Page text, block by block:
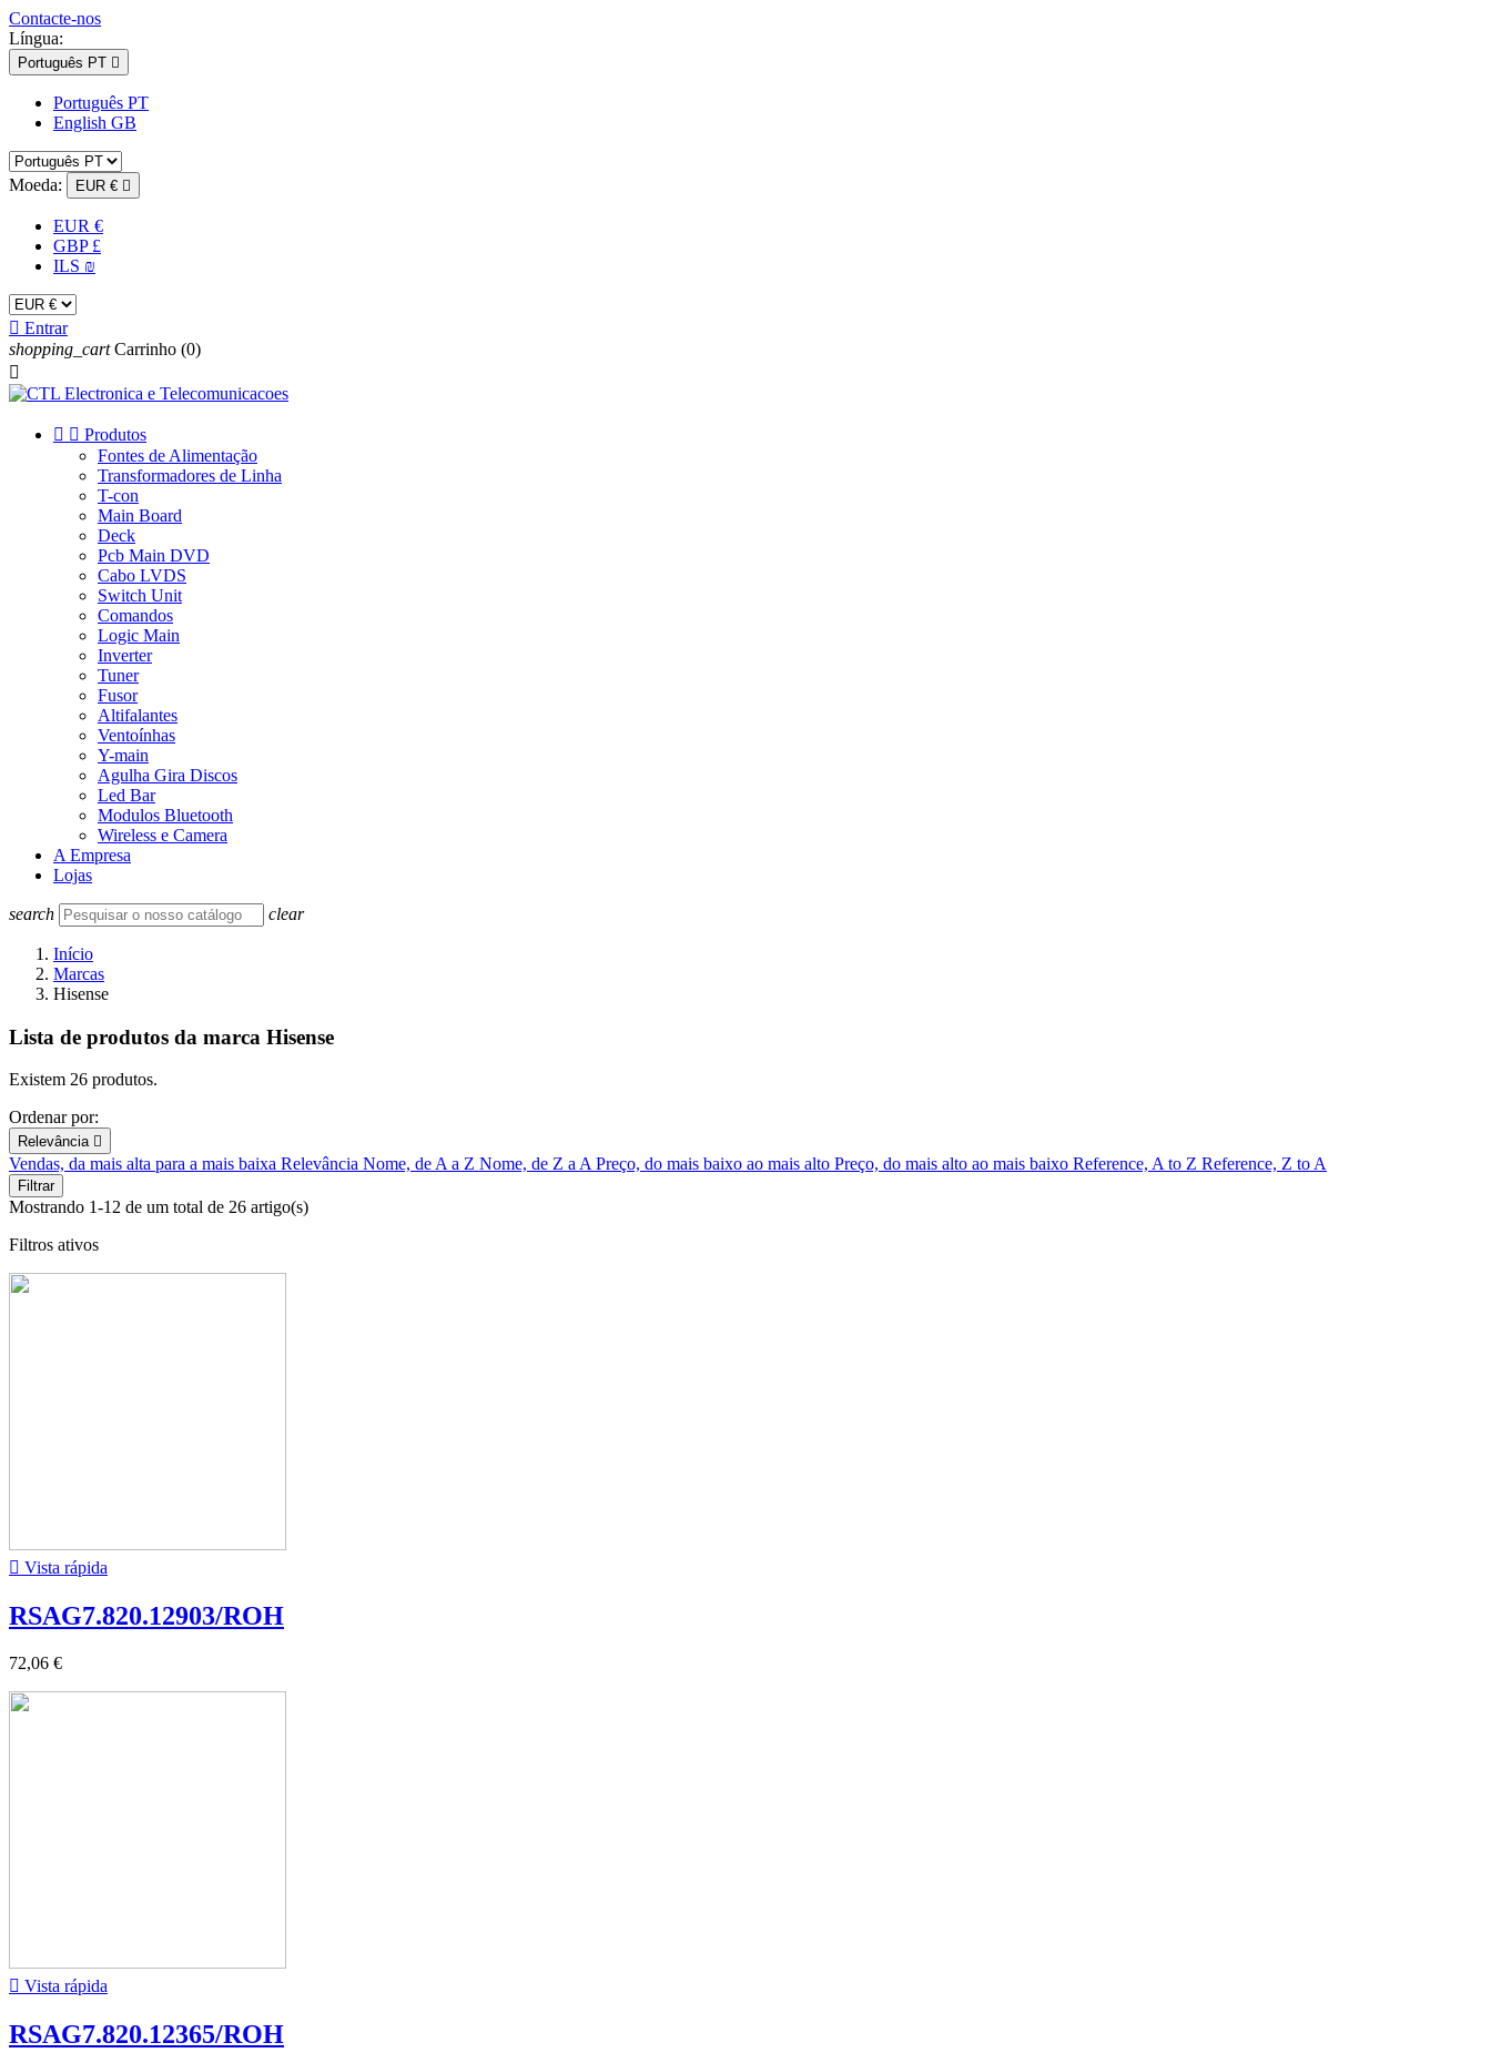
Contacte-nos
Língua:
Português PT 
Português PT
English GB
Moeda: EUR € 
EUR €
GBP £
ILS ₪
 Entrar
shopping_cart Carrinho (0)

  Produtos
Fontes de Alimentação
Transformadores de Linha
T-con
Main Board
Deck
Pcb Main DVD
Cabo LVDS
Switch Unit
Comandos
Logic Main
Inverter
Tuner
Fusor
Altifalantes
Ventoínhas
Y-main
Agulha Gira Discos
Led Bar
Modulos Bluetooth
Wireless e Camera
A Empresa
Lojas
search clear
Início
Marcas
Hisense
Lista de produtos da marca Hisense
Existem 26 produtos.
Ordenar por:
Relevância 
Vendas, da mais alta para a mais baixa Relevância Nome, de A a Z Nome, de Z a APreço, do mais baixo ao mais alto Preço, do mais alto ao mais baixo Reference, A to Z Reference, Z to A
Filtrar
Mostrando 1-12 de um total de 26 artigo(s)
Filtros ativos
 Vista rápida
RSAG7.820.12903/ROH
72,06 €
 Vista rápida
RSAG7.820.12365/ROH